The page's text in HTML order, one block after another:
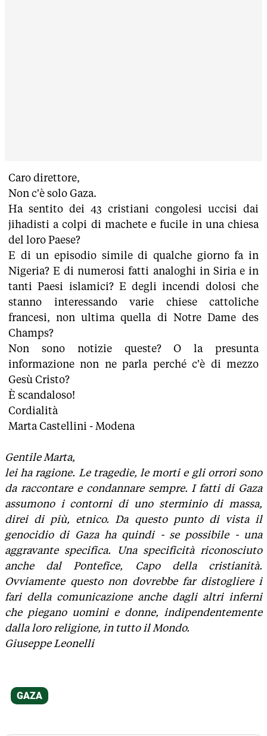
Caro direttore,
Non c'è solo Gaza.
Ha sentito dei 43 cristiani congolesi uccisi dai
jihadisti a colpi di machete e fucile in una chiesa
del loro Paese?
E di un episodio simile di qualche giorno fa in
Nigeria? E di numerosi fatti analoghi in Siria e in
tanti Paesi islamici? E degli incendi dolosi che
stanno interessando varie chiese cattoliche
francesi, non ultima quella di Notre Dame des
Champs?
Non sono notizie queste? O la presunta
informazione non ne parla perché c'è di mezzo
Gesù Cristo?
È scandaloso!
Cordialità
Marta Castellini - Modena
Gentile Marta,
lei ha ragione. Le tragedie, le morti e gli orrori sono
da raccontare e condannare sempre. I fatti di Gaza
assumono i contorni di uno sterminio di massa,
direi di più, etnico. Da questo punto di vista il
genocidio di Gaza ha quindi - se possibile - una
aggravante specifica. Una specificità riconosciuto
anche dal Pontefice, Capo della cristianità.
Ovviamente questo non dovrebbe far distogliere i
fari della comunicazione anche dagli altri inferni
che piegano uomini e donne, indipendentemente
dalla loro religione, in tutto il Mondo.
Giuseppe Leonelli